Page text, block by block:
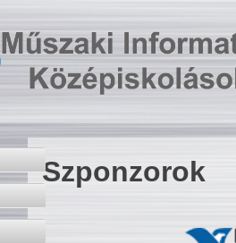
Szponzorok